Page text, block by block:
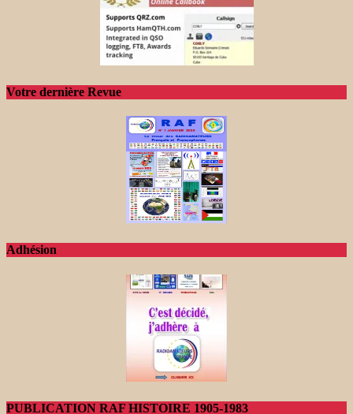
Votre dernière Revue
Adhésion
PUBLICATION RAF HISTOIRE 1905-1983